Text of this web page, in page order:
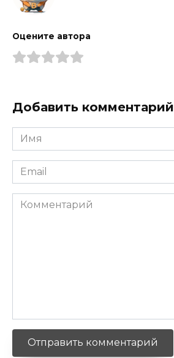
Оцените автора
Добавить комментарий
Имя
*
Email
*
Комментарий